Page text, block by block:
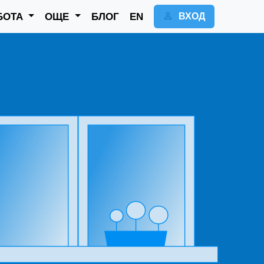
ОЩЕ БЛОГ EN ВХОД